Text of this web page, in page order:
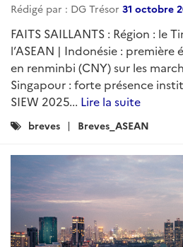
Rédigé par : DG Trésor 31 octobre
FAITS SAILLANTS : Région : le
l’ASEAN | Indonésie : première
en renminbi (CNY) sur les
Singapour : forte présence
SIEW 2025... Lire la suite
Catégories
breves Breves_ASEAN